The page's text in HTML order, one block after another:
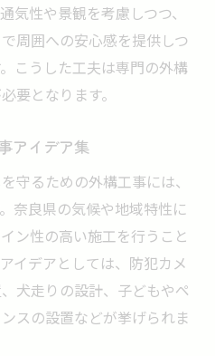
気性や景観を考慮しつつ、
周囲への安心感を提供しつ
こうした工夫は専門の外構
要となります。
アイデア集
守るための外構工事には、
奈良県の気候や地域特性に
ン性の高い施工を行うこと
イデアとしては、防犯カメ
犬走りの設計、子どもやペ
スの設置などが挙げられま